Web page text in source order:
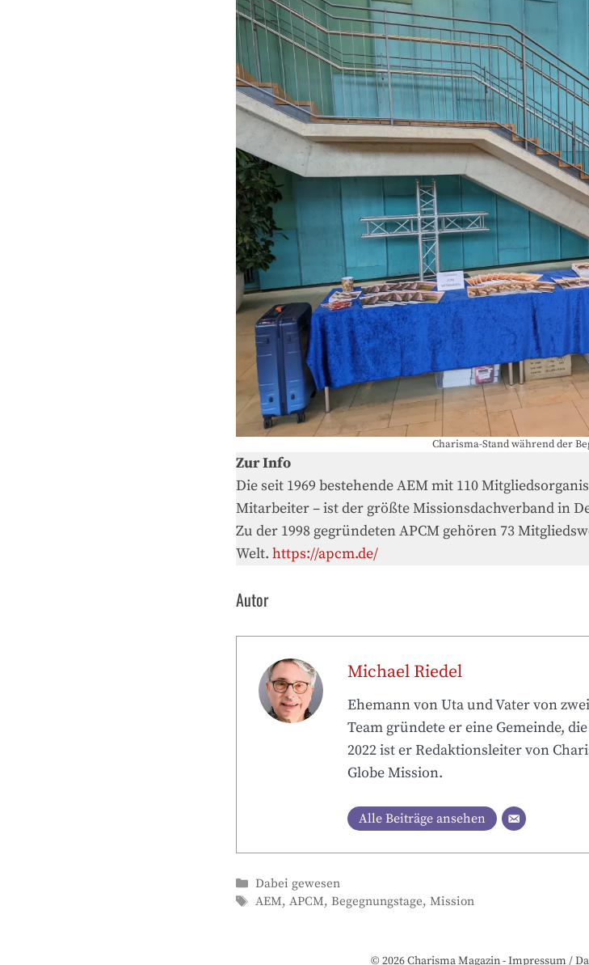
Charisma-Stand während der
Zur Info
Die seit 1969 bestehende AEM mit 110
Mitarbeiter – ist der größte Missionsdachverband in
Zu der 1998 gegründeten APCM gehören 73
Welt. https://apcm.de/
Autor
Michael Riedel
Ehemann von Uta und Vater von
Team gründete er eine Gemeinde,
2022 ist er Redaktionsleiter von
Globe Mission.
Alle Beiträge ansehen
Kategorien
Dabei gewesen
Schlagwörter
AEM,APCM,Begegnungstage,Mission
© 2026 Charisma Magazin -Impressum /